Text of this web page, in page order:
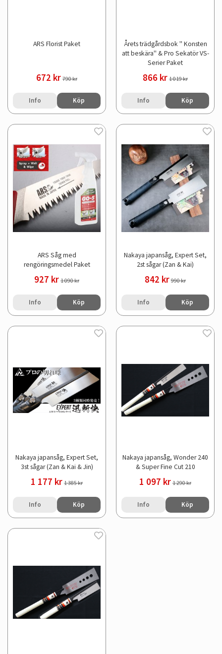
ARS Florist Paket
672 kr 790 kr
Info Köp
Årets trädgårdsbok '' Konsten
att beskära'' & Pro Sekatör VS-
Serier Paket
866 kr 1 019 kr
Info Köp
ARS Såg med
rengöringsmedel Paket
927 kr 1 090 kr
Info Köp
Nakaya japansåg, Expert Set,
2st sågar (Zan & Kai)
842 kr 990 kr
Info Köp
Nakaya japansåg, Expert Set,
3st sågar (Zan & Kai & Jin)
1 177 kr 1 385 kr
Info Köp
Nakaya japansåg, Wonder 240
& Super Fine Cut 210
1 097 kr 1 290 kr
Info Köp